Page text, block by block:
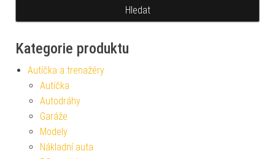
Kategorie produktu
Autíčka a trenažéry
Autíčka
Autodráhy
Garáže
Modely
Nákladní auta